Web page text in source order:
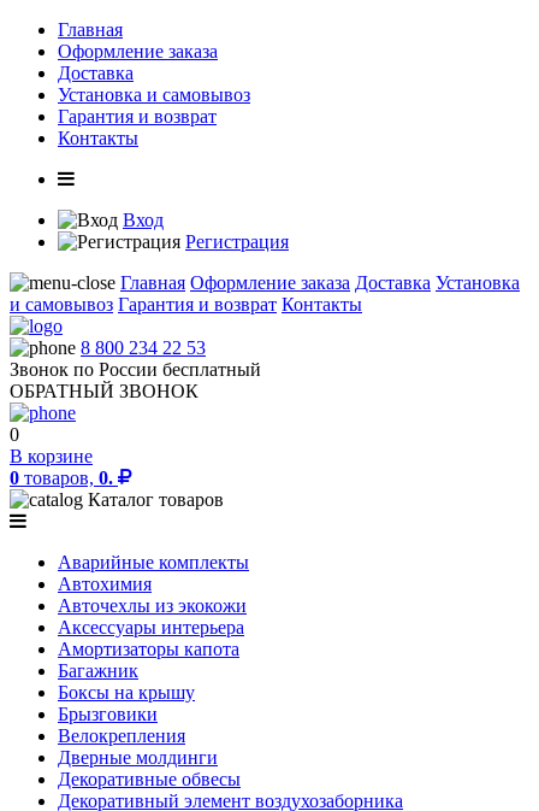
Главная
Оформление заказа
Доставка
Установка и самовывоз
Гарантия и возврат
Контакты
Вход
Регистрация
Главная Оформление заказа Доставка Установка
и самовывоз Гарантия и возврат Контакты
8 800 234 22 53
Звонок по России бесплатный
ОБРАТНЫЙ ЗВОНОК
0
В корзине
0 товаров, 0.
Каталог товаров
Аварийные комплекты
Автохимия
Авточехлы из экокожи
Аксессуары интерьера
Амортизаторы капота
Багажник
Боксы на крышу
Брызговики
Велокрепления
Дверные молдинги
Декоративные обвесы
Декоративный элемент воздухозаборника